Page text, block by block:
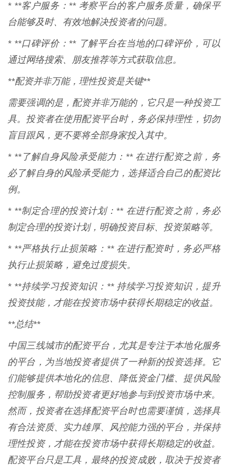
* **客户服务：** 考察平台的客户服务质量，确保平
台能够及时、有效地解决投资者的问题。
* **口碑评价：** 了解平台在当地的口碑评价，可以
通过网络搜索、朋友推荐等方式获取信息。
**配资并非万能，理性投资是关键**
需要强调的是，配资并非万能的，它只是一种投资工
具。投资者在使用配资平台时，务必保持理性，切勿
盲目跟风，更不要将全部身家投入其中。
* **了解自身风险承受能力：** 在进行配资之前，务
必了解自身的风险承受能力，选择适合自己的配资比
例。
* **制定合理的投资计划：** 在进行配资之前，务必
制定合理的投资计划，明确投资目标、投资策略等。
* **严格执行止损策略：** 在进行配资时，务必严格
执行止损策略，避免过度损失。
* **持续学习投资知识：** 持续学习投资知识，提升
投资技能，才能在投资市场中获得长期稳定的收益。
**总结**
中国三线城市的配资平台，尤其是专注于本地化服务
的平台，为当地投资者提供了一种新的投资选择。它
们能够提供本地化的信息、降低资金门槛、提供风险
控制服务，帮助投资者更好地参与到投资市场中来。
然而，投资者在选择配资平台时也需要谨慎，选择具
有合法资质、实力雄厚、风控能力强的平台，并保持
理性投资，才能在投资市场中获得长期稳定的收益。
配资平台只是工具，最终的投资成败，取决于投资者